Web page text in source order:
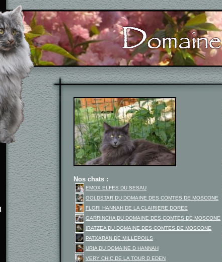
Nos chats :
EMOX ELFES DU SESAU
GOLDSTAR DU DOMAINE DES COMTES DE MOSCONE
FLORI HANNAH DE LA CLAIRIERE DOREE
GARRINCHA DU DOMAINE DES COMTES DE MOSCONE
IRATZEA DU DOMAINE DES COMTES DE MOSCONE
PATXARAN DE MILLEPOILS
URIA DU DOMAINE D HANNAH
VERY CHIC DE LA TOUR D EDEN